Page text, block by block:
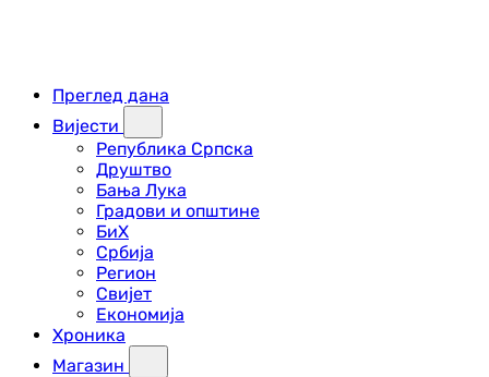
Преглед дана
Вијести
Република Српска
Друштво
Бања Лука
Градови и општине
БиХ
Србија
Регион
Свијет
Економија
Хроника
Магазин